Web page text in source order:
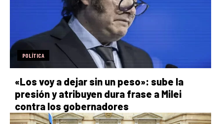
POLÍTICA
«Los voy a dejar sin un peso»: sube la
presión y atribuyen dura frase a Milei
contra los gobernadores